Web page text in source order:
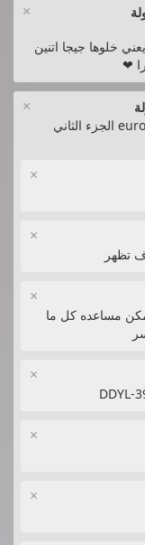
×
في كفر في الموضوع دي بيس 2009 يعني خلوها جيجا اتنين
❤
×
بدي أسألكم متوفر عندكم لعبة euro truck الجزء الثاني
×
×
تظهر
×
مساعده كل ما
×
×
×